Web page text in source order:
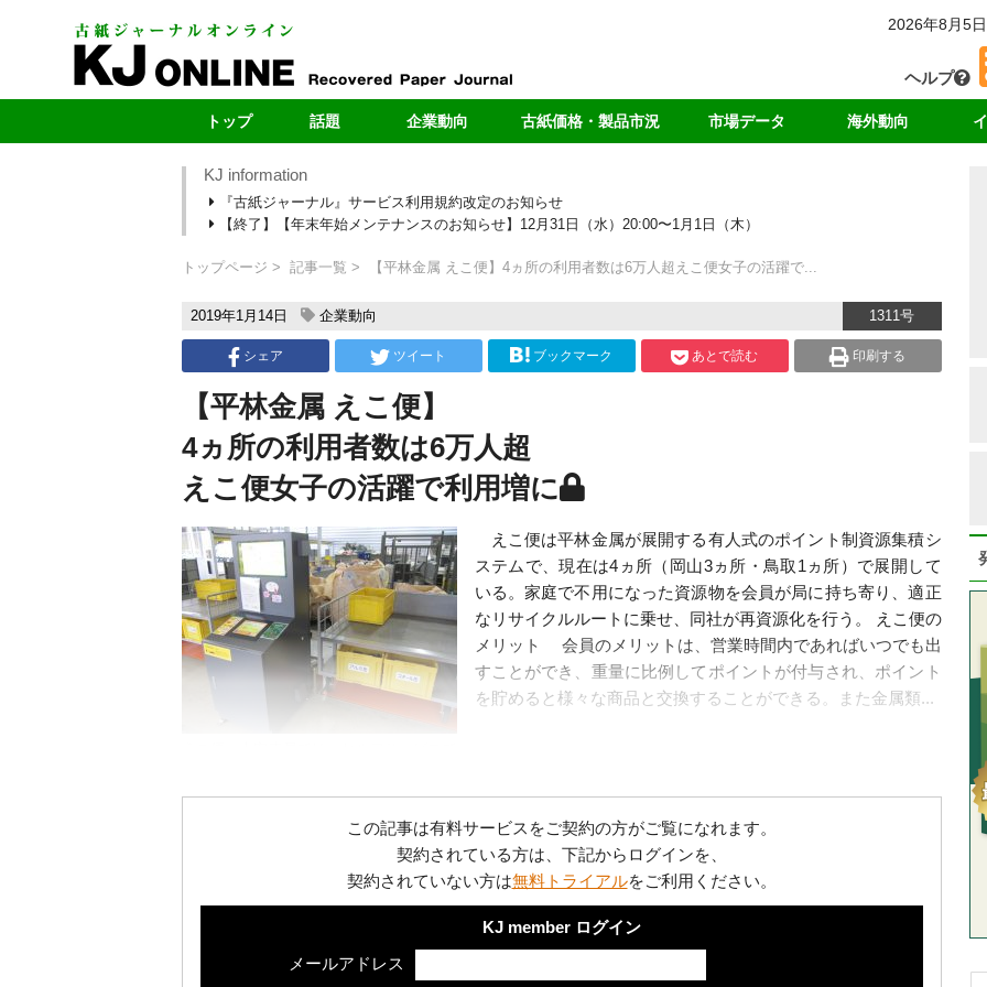
2026年8月5
ヘルプ
トップ 話題
最新のお知らせ
新型コロナ
段原紙の転抄・輸出
企業動向
自治体
ヤードレポート
新規ヤード
古紙価格・製品市況
輸出価格
製品価格
海外市況
市場データ
中国の輸入量
各種統計データ
海外動向
KJ information
『古紙ジャーナル』サービス利用規約改定のお知らせ
【終了】【年末年始メンテナンスのお知らせ】12月31日（水）20:00〜1月1日（木）
トップページ 記事一覧 【平林金属 えこ便】4ヵ所の利用者数は6万人超えこ便女子の活躍で...
2019年1月14日 企業動向 1311号
シェア ツイート ブックマーク あとで読む 印刷する
【平林金属 えこ便】
4ヵ所の利用者数は6万人超
えこ便女子の活躍で利用増に
えこ便は平林金属が展開する有人式のポイント制資源集積シ
ステムで、現在は4ヵ所（岡山3ヵ所・鳥取1ヵ所）で展開して
いる。家庭で不用になった資源物を会員が局に持ち寄り、適正
なリサイクルルートに乗せ、同社が再資源化を行う。 えこ便の
メリット 会員のメリットは、営業時間内であればいつでも出
すことができ、重量に比例してポイントが付与され、ポイント
を貯めると様々な商品と交換することができる。また金属類...
この記事は有料サービスをご契約の方がご覧になれます。
契約されている方は、下記からログインを、
契約されていない方は無料トライアルをご利用ください。
KJ member ログイン
メールアドレス